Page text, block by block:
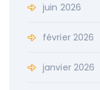
juin 2026
février 2026
janvier 2026